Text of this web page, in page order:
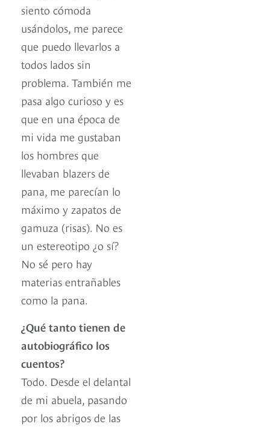
siento cómoda
usándolos, me parece
que puedo llevarlos a
todos lados sin
problema. También me
pasa algo curioso y es
que en una época de
mi vida me gustaban
los hombres que
llevaban blazers de
pana, me parecían lo
máximo y zapatos de
gamuza (risas). No es
un estereotipo ¿o sí?
No sé pero hay
materias entrañables
como la pana.
¿Qué tanto tienen de
autobiográfico los
cuentos?
Todo. Desde el delantal
de mi abuela, pasando
por los abrigos de las